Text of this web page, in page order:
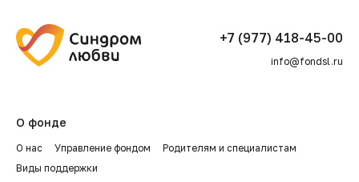
+7 (977) 418-45-00
info@fondsl.ru
О фонде
О нас Управление фондом
Родителям и специалистам
Виды поддержки